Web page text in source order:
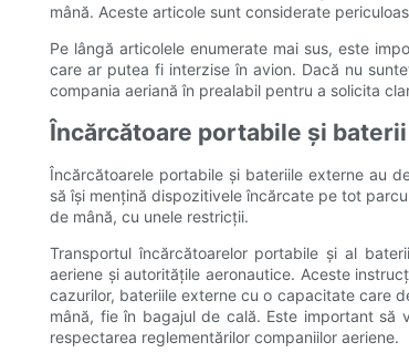
mână. Aceste articole sunt considerate
Pe lângă articolele enumerate mai sus, este
care ar putea fi interzise în avion. Dacă nu
compania aeriană în prealabil pentru a solicita
Încărcătoare portabile și
Încărcătoarele portabile și bateriile externe au
să își mențină dispozitivele încărcate pe tot
de mână, cu unele restricții.
Transportul încărcătoarelor portabile și al
aeriene și autoritățile aeronautice. Aceste
cazurilor, bateriile externe cu o capacitate care
mână, fie în bagajul de cală. Este important
respectarea reglementărilor companiilor aeriene.